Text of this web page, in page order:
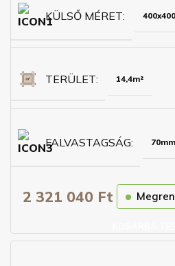
KÜLSŐ MÉRET
TERÜLET 14,4m²
FALVASTAGSÁG 70mm
2 321 040 Ft